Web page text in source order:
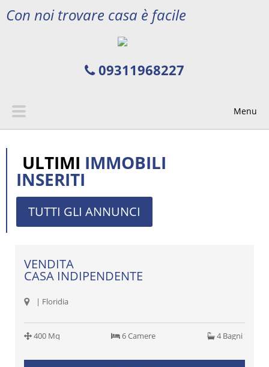
Con noi trovare casa è facile
09311968227
Menu
ULTIMI IMMOBILI
INSERITI
TUTTI GLI ANNUNCI
€199.000
VENDITA
CASA INDIPENDENTE
| Floridia
400 Mq 6 Camere 4 Bagni